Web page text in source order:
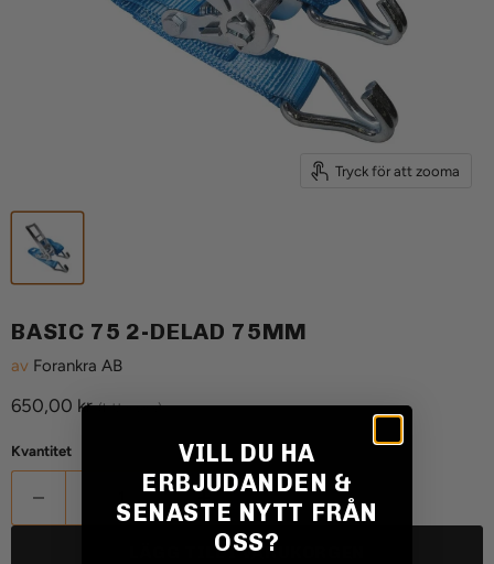
Tryck för att zooma
BASIC 75 2-DELAD 75MM
av Forankra AB
Aktuellt pris
650,00 kr (Inkl. moms)
Kvantitet
LÄGG TILL I VARUKORGEN
VILL DU HA
ERBJUDANDEN &
SENASTE NYTT FRÅN
OSS?